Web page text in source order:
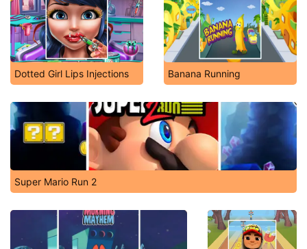
Dotted Girl Lips Injections Banana Running
Super Mario Run 2